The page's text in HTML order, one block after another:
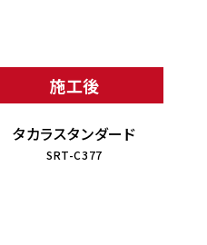
施工後
AFTER
タカラスタンダード
SRT-C377